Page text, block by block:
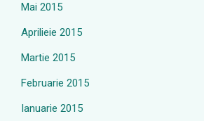
Mai 2015
Aprilieie 2015
Martie 2015
Februarie 2015
Ianuarie 2015